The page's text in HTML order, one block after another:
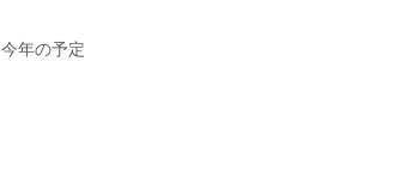
今年の予定